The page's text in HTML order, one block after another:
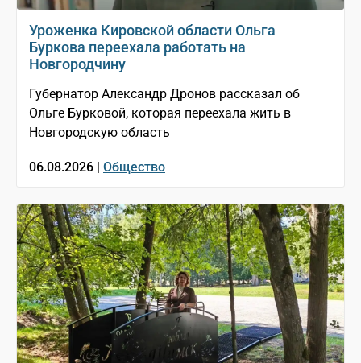
Уроженка Кировской области Ольга
Буркова переехала работать на
Новгородчину
Губернатор Александр Дронов рассказал об
Ольге Бурковой, которая переехала жить в
Новгородскую область
06.08.2026 | Общество